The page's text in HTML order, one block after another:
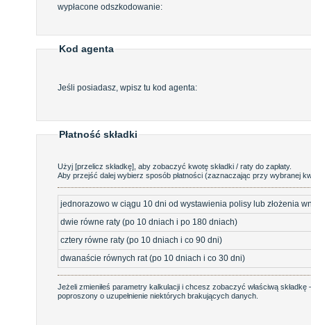
wypłacone odszkodowanie:
Kod agenta
Jeśli posiadasz, wpisz tu kod agenta:
Płatność składki
Użyj [przelicz składkę], aby zobaczyć kwotę składki / raty do zapłaty.
Aby przejść dalej wybierz sposób płatności (zaznaczając przy wybranej
jednorazowo w ciągu 10 dni od wystawienia polisy lub złożenia
dwie równe raty (po 10 dniach i po 180 dniach)
cztery równe raty (po 10 dniach i co 90 dni)
dwanaście równych rat (po 10 dniach i co 30 dni)
Jeżeli zmieniłeś parametry kalkulacji i chcesz zobaczyć właściwą
poproszony o uzupełnienie niektórych brakujących danych.